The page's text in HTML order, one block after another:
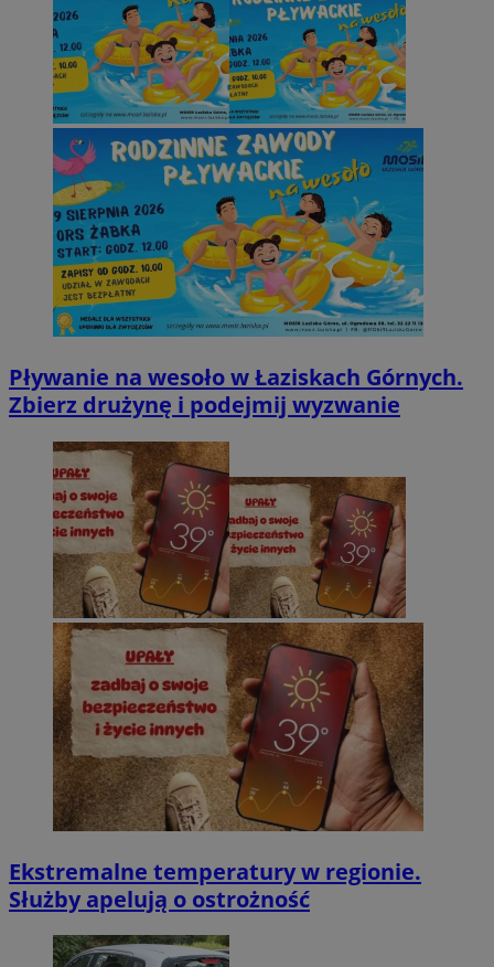
Pływanie na wesoło w Łaziskach Górnych.
Zbierz drużynę i podejmij wyzwanie
Ekstremalne temperatury w regionie.
Służby apelują o ostrożność